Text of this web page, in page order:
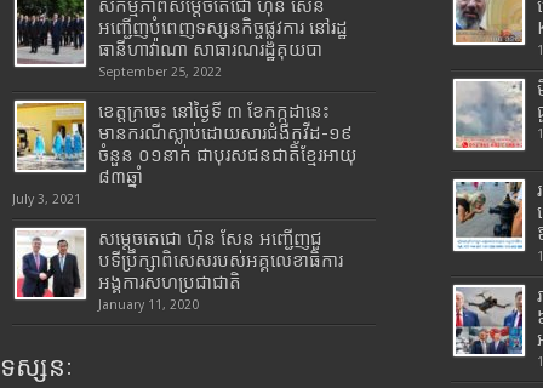
សកម្មភាពសម្តេចតេជោ ហ៊ុន សែន
អញ្ជើញបំពេញទស្សនកិច្ចផ្លូវការ នៅរដ្ឋ
ធានីហាវ៉ាណា សាធារណរដ្ឋគុយបា
September 25, 2022
ខេត្តក្រចេះ នៅថ្ងៃទី ៣ ខែកក្កដានេះ
មានករណីស្លាប់ដោយសារជំងឺកូវីដ-១៩
ចំនួន ០១នាក់ ជាបុរសជនជាតិខ្មែរអាយុ
៨៣ឆ្នាំ
July 3, 2021
សម្តេចតេជោ ហ៊ុន សែន អញ្ជើញជួ
បទីប្រឹក្សាពិសេសរបស់អគ្គលេខាធិការ
អង្គការសហប្រជាជាតិ
January 11, 2020
ទស្សនៈ